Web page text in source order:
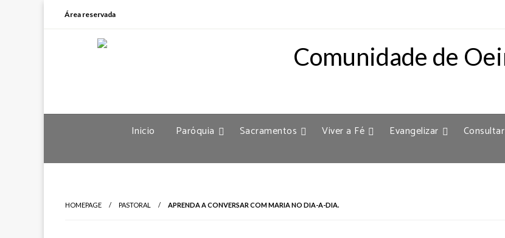
Área reservada
Inicio Paróquia Sacramentos Viver a Fé Evangelizar Consultar
HOMEPAGE PASTORAL APRENDA A CONVERSAR COM MARIA NO DIA-A-DIA.